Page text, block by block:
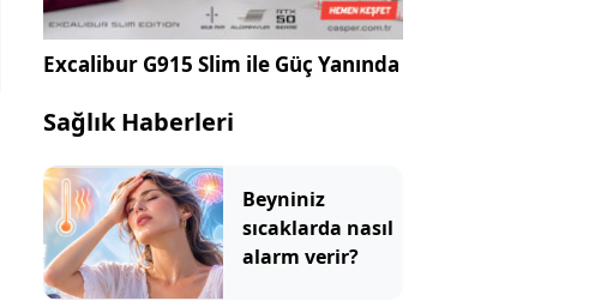
Excalibur G915 Slim ile Güç Yanında
Sağlık Haberleri
Beyniniz
sıcaklarda nasıl
alarm verir?